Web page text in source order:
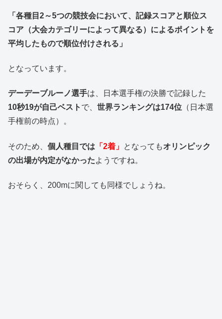
「各種目2～5つの競技会において、記録スコアと順位ス
コア（大会カテゴリーによって異なる）によるポイントを
平均したもので順位付けされる」
となっています。
デーデーブルーノ選手は、日本選手権の決勝で記録した
10秒19が自己ベスト で、 世界ランキングは174位 （日本選
手権前の時点）。
そのため、 個人種目では 「2着」 となってもオリンピック
の出場が内定がなかったようですね。
おそらく、200mに関しても同様でしょうね。